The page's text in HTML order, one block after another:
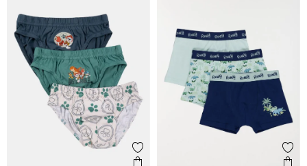
Ajouter aux favoris
Aperçu rapide